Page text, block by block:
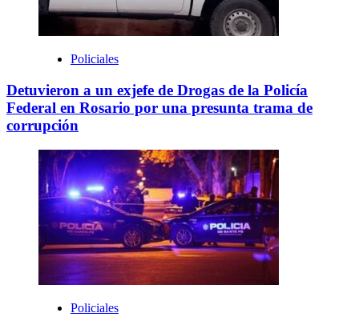
Policiales
Detuvieron a un exjefe de Drogas de la Policía
Federal en Rosario por una presunta trama de
corrupción
Policiales